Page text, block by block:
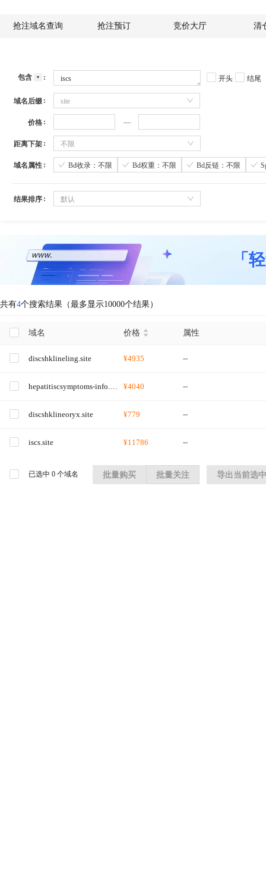
抢注域名查询 抢注预订 竞价大厅 清
包含 开头 结尾
域名后缀 site
价格
距离下架 不限
域名属性 Bd收录：不限 Bd权重：不限 Bd反链：不限
结果排序 默认
「
共有4个搜索结果（最多显示10000个结果）
域名 价格 属性
discshklineling.site ¥4935 --
¥4040 --
discshklineoryx.site ¥779 --
iscs.site ¥11786 --
已选中 0 个域名 批量购买 批量关注 导出当前选中